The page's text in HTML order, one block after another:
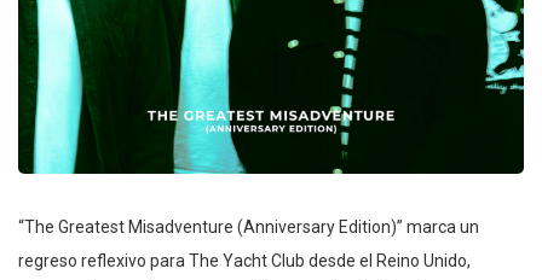
“The Greatest Misadventure (Anniversary Edition)” marca un
regreso reflexivo para The Yacht Club desde el Reino Unido,